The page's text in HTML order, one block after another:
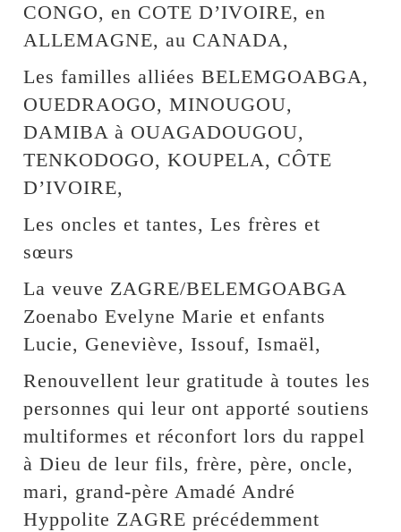
CONGO, en COTE D’IVOIRE, en
ALLEMAGNE, au CANADA,
Les familles alliées BELEMGOABGA,
OUEDRAOGO, MINOUGOU,
DAMIBA à OUAGADOUGOU,
TENKODOGO, KOUPELA, CÔTE
D’IVOIRE,
Les oncles et tantes, Les frères et
sœurs
La veuve ZAGRE/BELEMGOABGA
Zoenabo Evelyne Marie et enfants
Lucie, Geneviève, Issouf, Ismaël,
Renouvellent leur gratitude à toutes les
personnes qui leur ont apporté soutiens
multiformes et réconfort lors du rappel
à Dieu de leur fils, frère, père, oncle,
mari, grand-père Amadé André
Hyppolite ZAGRE précédemment